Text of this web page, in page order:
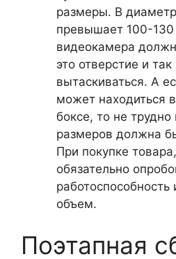
размеры. В
превышает 100-
видеокамера
это отверстие и
вытаскиваться. А
может находиться
боксе, то не трудно
размеров должна
При покупке
обязательно
работоспособность
объем.
Поэтапная